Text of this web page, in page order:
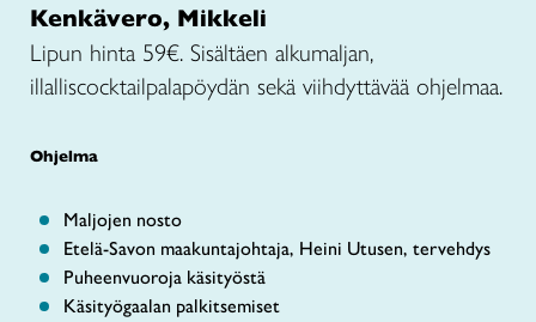
Kenkävero, Mikkeli
Lipun hinta 59€. Sisältäen alkumaljan,
illalliscocktailpalapöydän sekä viihdyttävää ohjelmaa.
Ohjelma
Maljojen nosto
Etelä-Savon maakuntajohtaja, Heini Utusen, tervehdys
Puheenvuoroja käsityöstä
Käsityögaalan palkitsemiset